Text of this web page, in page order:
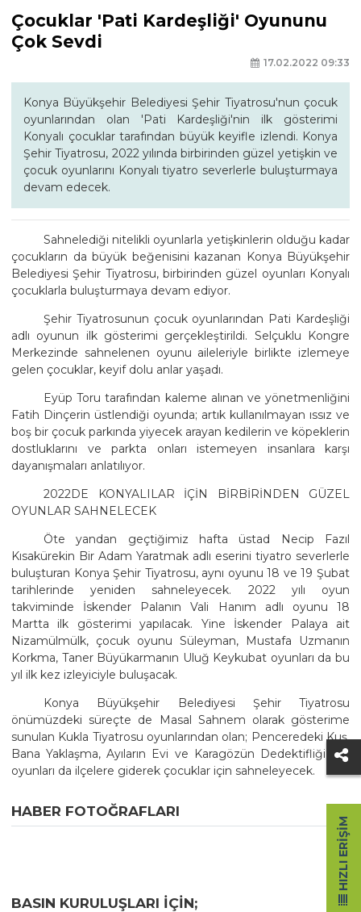
Çocuklar 'Pati Kardeşliği' Oyununu
Çok Sevdi
17.02.2022 09:33
Konya Büyükşehir Belediyesi Şehir Tiyatrosu'nun çocuk
oyunlarından olan 'Pati Kardeşliği'nin ilk gösterimi
Konyalı çocuklar tarafından büyük keyifle izlendi. Konya
Şehir Tiyatrosu, 2022 yılında birbirinden güzel yetişkin ve
çocuk oyunlarını Konyalı tiyatro severlerle buluşturmaya
devam edecek.
Sahnelediği nitelikli oyunlarla yetişkinlerin olduğu kadar
çocukların da büyük beğenisini kazanan Konya Büyükşehir
Belediyesi Şehir Tiyatrosu, birbirinden güzel oyunları Konyalı
çocuklarla buluşturmaya devam ediyor.
Şehir Tiyatrosunun çocuk oyunlarından Pati Kardeşliği
adlı oyunun ilk gösterimi gerçekleştirildi. Selçuklu Kongre
Merkezinde sahnelenen oyunu aileleriyle birlikte izlemeye
gelen çocuklar, keyif dolu anlar yaşadı.
Eyüp Toru tarafından kaleme alınan ve yönetmenliğini
Fatih Dinçerin üstlendiği oyunda; artık kullanılmayan ıssız ve
boş bir çocuk parkında yiyecek arayan kedilerin ve köpeklerin
dostluklarını ve parkta onları istemeyen insanlara karşı
dayanışmaları anlatılıyor.
2022DE KONYALILAR İÇİN BİRBİRİNDEN GÜZEL
OYUNLAR SAHNELECEK
Öte yandan geçtiğimiz hafta üstad Necip Fazıl
Kısakürekin Bir Adam Yaratmak adlı eserini tiyatro severlerle
buluşturan Konya Şehir Tiyatrosu, aynı oyunu 18 ve 19 Şubat
tarihlerinde yeniden sahneleyecek. 2022 yılı oyun
takviminde İskender Palanın Vali Hanım adlı oyunu 18
Martta ilk gösterimi yapılacak. Yine İskender Palaya ait
Nizamülmülk, çocuk oyunu Süleyman, Mustafa Uzmanın
Korkma, Taner Büyükarmanın Uluğ Keykubat oyunları da bu
yıl ilk kez izleyiciyle buluşacak.
Konya Büyükşehir Belediyesi Şehir Tiyatrosu
önümüzdeki süreçte de Masal Sahnem olarak gösterime
sunulan Kukla Tiyatrosu oyunlarından olan; Penceredeki Kuş,
Bana Yaklaşma, Ayıların Evi ve Karagözün Dedektifliği adlı
oyunları da ilçelere giderek çocuklar için sahneleyecek.
HABER FOTOĞRAFLARI
BASIN KURULUŞLARI IÇIN;
HIZLI ERIŞIM